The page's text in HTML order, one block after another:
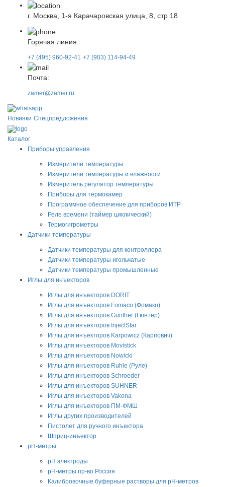
г. Москва, 1-я Карачаровская улица, 8, стр 18
Горячая линия:
+7 (495) 960-92-41 +7 (903) 114-94-49
Почта:
zamer@zamer.ru
Новинки Спецпредложения
Каталог
Приборы управления
Измерители температуры
Измерители температуры и влажности
Измеритель регулятор температуры
Приборы для термокамер
Программное обеспечение для приборов ИТР
Реле времени (таймер циклический)
Термогигрометры
Датчики температуры
Датчики температуры для контроллера
Датчики температуры игольчатые
Датчики температуры промышленные
Иглы для инъекторов
Иглы для инъекторов DORIT
Иглы для инъекторов Fomaco (Фомако)
Иглы для инъекторов Gunther (Гюнтер)
Иглы для инъекторов InjectStar
Иглы для инъекторов Karpowicz (Карпович)
Иглы для инъекторов Movistick
Иглы для инъекторов Nowicki
Иглы для инъекторов Ruhle (Руле)
Иглы для инъекторов Schroeder
Иглы для инъекторов SUHNER
Иглы для инъекторов Vakona
Иглы для инъекторов ПМ-ФМШ
Иглы других производителей
Пистолет для ручного инъектора
Шприц-инъектор
pH-метры
pH электроды
pH-метры пр-во Россия
Калибровочные буферные растворы для pH-метров